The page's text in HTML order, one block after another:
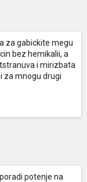
za gabickite megu
bez hemikalii, a
i mirizbata
za mnogu drugi
potenje na